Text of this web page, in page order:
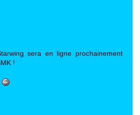
sera en ligne prochainement
!